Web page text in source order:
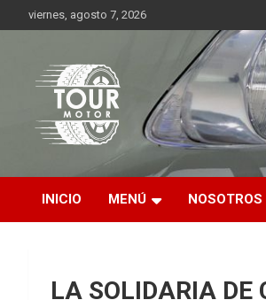
al
viernes, agosto 7, 2026
Tour Motor
Plataforma de contenido audiovisual
INICIO MENÚ NOSOTROS
LA SOLIDARIA DE